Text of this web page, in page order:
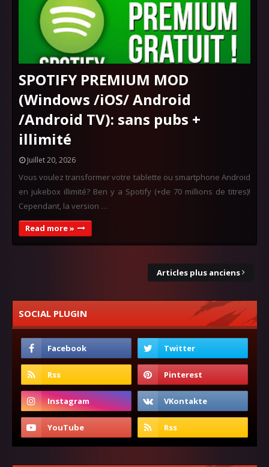
SPOTIFY PREMIUM MOD
(Windows /iOS/ Android
/Android TV): sans pubs +
illimité
Juillet 20, 2026
Vous voulez transformer votre tablette ou smartphone Android
en jukebox illimité? Ben y a Spotify (+de 70 millions de titres)!
Cependant, la version …
Read more »
Articles plus anciens
SOCIAL PLUGIN